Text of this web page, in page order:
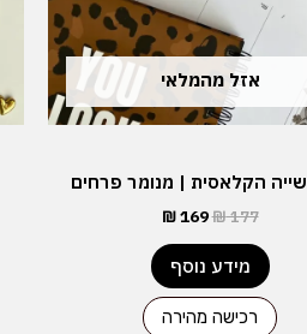
אזל מהמלאי
הקלאסית | מנומר פרחים
₪177
₪169
מידע נוסף
רכישה מהירה